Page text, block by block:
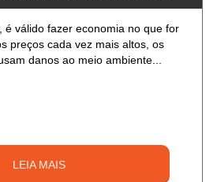
é válido fazer economia no que for
preços cada vez mais altos, os
danos ao meio ambiente...
LEIA MAIS